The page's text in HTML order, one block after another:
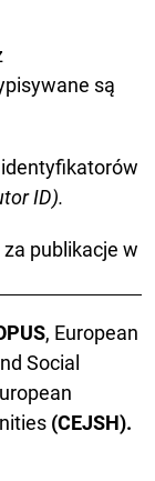
są
ID).
publikacje w
, European
Social
(CEJSH).